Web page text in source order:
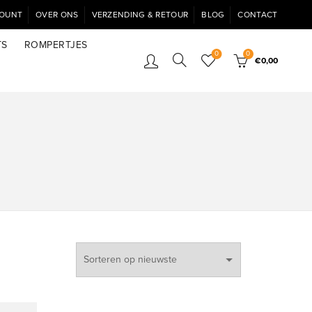
OVER ONS VERZENDING & RETOUR BLOG CONTACT
ROMPERTJES
0 0
€0,00